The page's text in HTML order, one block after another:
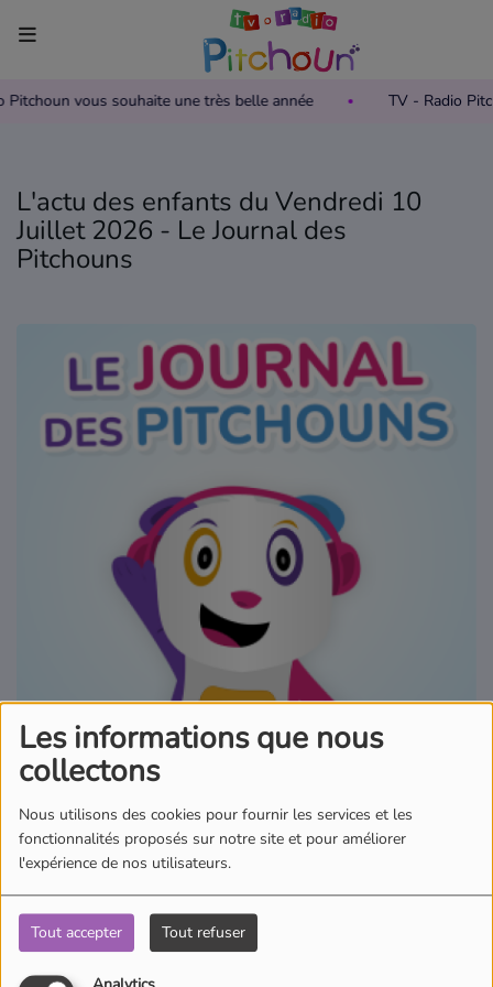
Les informations que nous
collectons
Nous utilisons des cookies pour fournir les services et les
fonctionnalités proposés sur notre site et pour améliorer
l'expérience de nos utilisateurs.
Tout accepter Tout refuser
Pitchoun vous souhaite une très belle année TV - Radio
Accueil
Grille des programmes TV
Replay TV Pitchoun
Radio
Grille des programmes Radio
Où écouter Radio Pitchoun ?
Pitchoun Rédac
Qui sommes-nous ?
Contact
L'actu des enfants du Vendredi 10
Juillet 2026 - Le Journal des
Pitchouns
06 juillet 2026 - 11:34
Écouter le podcast
Aujourd'hui dans l'actu des Pitchouns, Ambre nous emmène en
Bolivie. Porté disparu par sa famille après une partie de chasse